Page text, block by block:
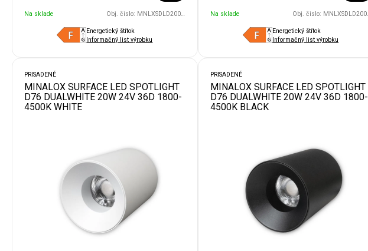
Na sklade Obj. čislo: MNLXSDLD20085UGR/30W/24V/110D/1800/4500/WH
Energetický štítok
Informačný list výrobku
Na sklade Obj. čislo: MNLXSDLD20085UGR/30W/24V/110D/1800/4500/BK
Energetický štítok
Informačný list výrobku
PRISADENÉ
MINALOX SURFACE LED SPOTLIGHT
D76 DUALWHITE 20W 24V 36D 1800-
4500K WHITE
PRISADENÉ
MINALOX SURFACE LED SPOTLIGHT
D76 DUALWHITE 20W 24V 36D 1800-
4500K BLACK